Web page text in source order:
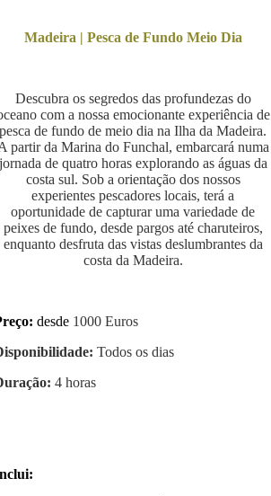
Madeira | Pesca de Fundo Meio Dia
Descubra os segredos das profundezas do
com a nossa emocionante experiência de
pesca de fundo de meio dia na Ilha da Madeira.
partir da Marina do Funchal, embarcará numa
de quatro horas explorando as águas da
costa sul. Sob a orientação dos nossos
experientes pescadores locais, terá a
oportunidade de capturar uma variedade de
peixes de fundo, desde pargos até charuteiros,
enquanto desfruta das vistas deslumbrantes da
costa da Madeira.
desde 1000 Euros
Todos os dias
4 horas